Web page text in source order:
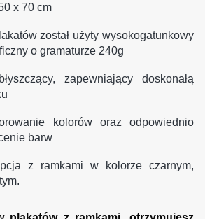
x 70 cm
został użyty wysokogatunkowy
o gramaturze 240g
zapewniający doskonałą
kolorów oraz odpowiednio
barw
z ramkami w kolorze czarnym,